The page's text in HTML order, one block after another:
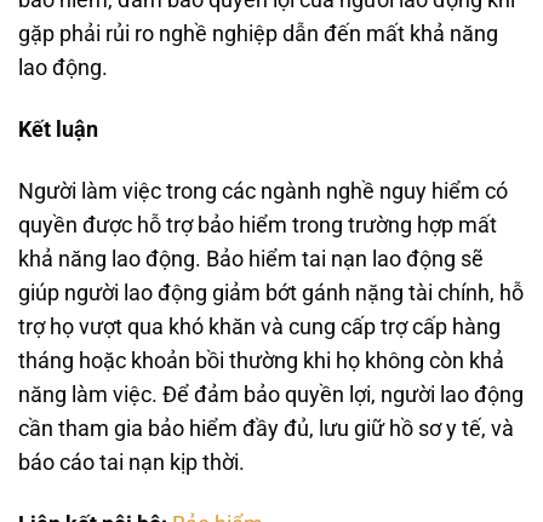
gặp phải rủi ro nghề nghiệp dẫn đến mất khả năng
lao động.
Kết luận
Người làm việc trong các ngành nghề nguy hiểm có
quyền được hỗ trợ bảo hiểm trong trường hợp mất
khả năng lao động. Bảo hiểm tai nạn lao động sẽ
giúp người lao động giảm bớt gánh nặng tài chính, hỗ
trợ họ vượt qua khó khăn và cung cấp trợ cấp hàng
tháng hoặc khoản bồi thường khi họ không còn khả
năng làm việc. Để đảm bảo quyền lợi, người lao động
cần tham gia bảo hiểm đầy đủ, lưu giữ hồ sơ y tế, và
báo cáo tai nạn kịp thời.